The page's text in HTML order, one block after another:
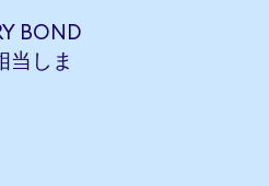
BOND
当しま